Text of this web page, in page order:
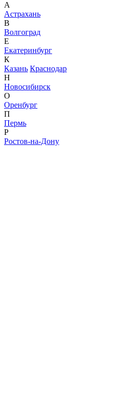
А
Астрахань
В
Волгоград
Е
Екатеринбург
К
Казань Краснодар
Н
Новосибирск
О
Оренбург
П
Пермь
Р
Ростов-на-Дону